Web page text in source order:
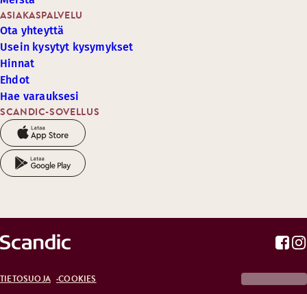
SCANDIC-SOVELLUS
ASIAKASPALVELU
Ota yhteyttä
Usein kysytyt kysymykset
Hinnat
Ehdot
Hae varauksesi
TIETOSUOJA COOKIES